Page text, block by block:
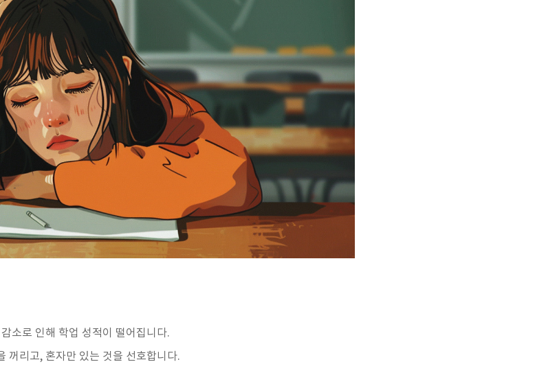
소로 인해 학업 성적이 떨어집니다.
꺼리고, 혼자만 있는 것을 선호합니다.